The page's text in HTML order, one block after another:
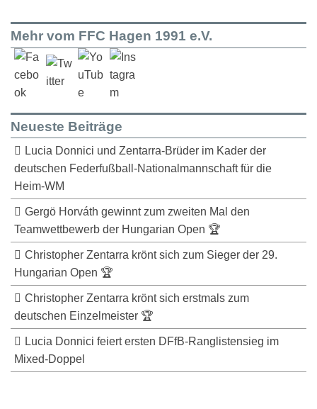
Mehr vom FFC Hagen 1991 e.V.
Neueste Beiträge
Lucia Donnici und Zentarra-Brüder im Kader der
deutschen Federfußball-Nationalmannschaft für die
Heim-WM
Gergö Horváth gewinnt zum zweiten Mal den
Teamwettbewerb der Hungarian Open 🏆
Christopher Zentarra krönt sich zum Sieger der 29.
Hungarian Open 🏆
Christopher Zentarra krönt sich erstmals zum
deutschen Einzelmeister 🏆
Lucia Donnici feiert ersten DFfB-Ranglistensieg im
Mixed-Doppel